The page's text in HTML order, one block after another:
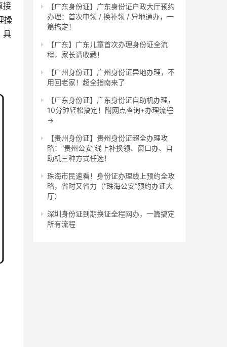
接
操
具
【广东身份证】广东身份证户政大厅预约
办理：首次申领 / 换补领 / 异地通办，一
篇搞定！
【广东】广东儿童首次办理身份证全流
程，家长请收藏！
【广州身份证】广州身份证异地办理，不
用回老家！超全指南来了
【广东身份证】广东身份证自助机办理，
10分钟轻松搞定！附网点查询+办理流程
→
【贵州身份证】贵州身份证超全办理攻
略：“贵州公安”线上补换领、窗口办、自
助机三种方式任选！
珠海市民速看！身份证办理线上预约全攻
略，省时又省力（“珠海公安”预约办证大
厅）
深圳身份证到期换证全程网办，一篇搞定
所有流程